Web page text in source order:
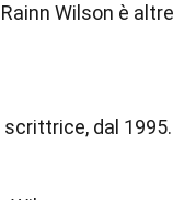
Wilson è
scrittrice, dal 1995.